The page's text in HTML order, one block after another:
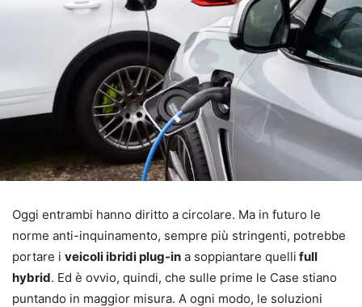
Oggi entrambi hanno diritto a circolare. Ma in futuro le
norme anti-inquinamento, sempre più stringenti, potrebbe
portare i veicoli ibridi plug-in a soppiantare quelli full
hybrid. Ed è ovvio, quindi, che sulle prime le Case stiano
puntando in maggior misura. A ogni modo, le soluzioni